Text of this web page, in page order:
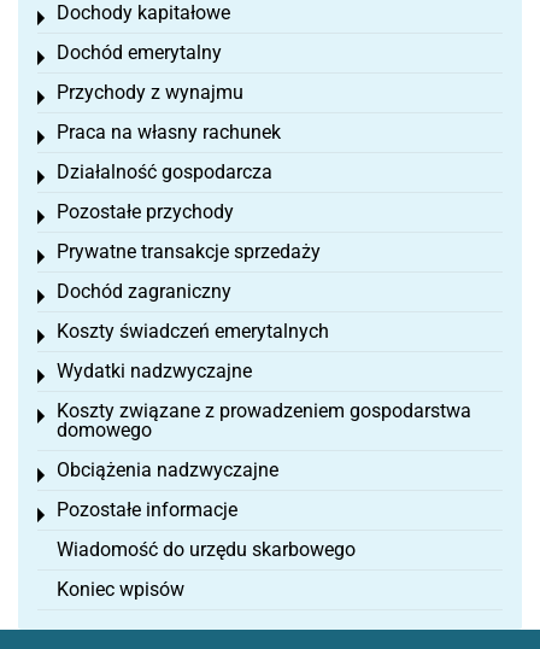
Dochody kapitałowe
Toggle menu
Dochód emerytalny
Toggle menu
Przychody z wynajmu
Toggle menu
Praca na własny rachunek
Toggle menu
Działalność gospodarcza
Toggle menu
Pozostałe przychody
Toggle menu
Prywatne transakcje sprzedaży
Toggle menu
Dochód zagraniczny
Toggle menu
Koszty świadczeń emerytalnych
Toggle menu
Wydatki nadzwyczajne
Toggle menu
Koszty związane z prowadzeniem gospodarstwa
domowego
Toggle menu
Obciążenia nadzwyczajne
Toggle menu
Pozostałe informacje
Toggle menu
Wiadomość do urzędu skarbowego
Koniec wpisów